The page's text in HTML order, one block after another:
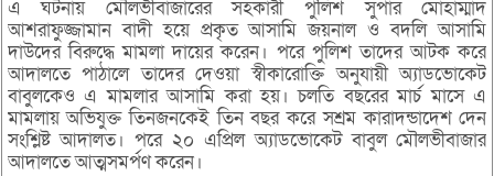
এ ঘটনায় মৌলভীবাজারের সহকারী পুলিশ সুপার মোহাম্মাদ
আশরাফুজ্জামান বাদী হয়ে প্রকৃত আসামি জয়নাল ও বদলি আসামি
দাউদের বিরুদ্ধে মামলা দায়ের করেন। পরে পুলিশ তাদের আটক করে
আদালতে পাঠালে তাদের দেওয়া স্বীকারোক্তি অনুযায়ী অ্যাডভোকেট
বাবুলকেও এ মামলার আসামি করা হয়। চলতি বছরের মার্চ মাসে এ
মামলায় অভিযুক্ত তিনজনকেই তিন বছর করে সশ্রম কারাদন্ডাদেশ দেন
সংশ্লিষ্ট আদালত। পরে ২০ এপ্রিল অ্যাডভোকেট বাবুল মৌলভীবাজার
আদালতে আত্মসমর্পণ করেন।